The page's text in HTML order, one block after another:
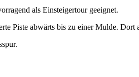
als Einsteigertour geeignet.
Piste abwärts bis zu einer Mulde.